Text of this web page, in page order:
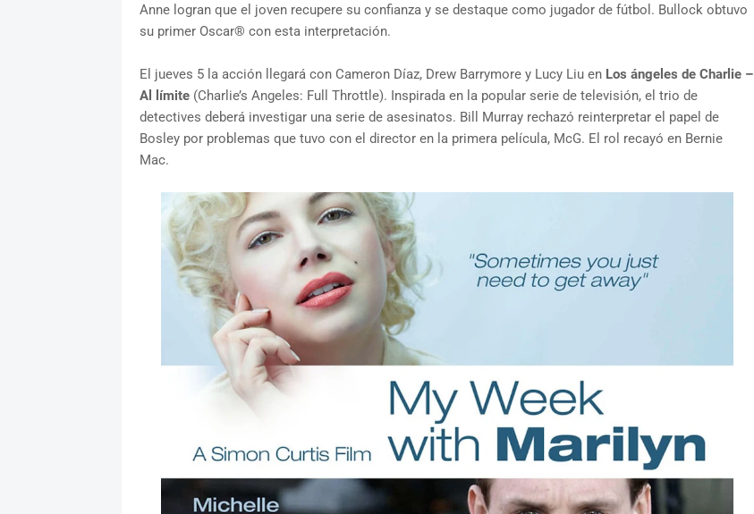
Anne logran que el joven recupere su confianza y se destaque como jugador de fútbol. Bullock obtuvo
su primer Oscar® con esta interpretación.
El jueves 5 la acción llegará con Cameron Díaz, Drew Barrymore y Lucy Liu en Los ángeles de Charlie –
Al límite(Charlie’s Angeles: Full Throttle). Inspirada en la popular serie de televisión, el trio de
detectives deberá investigar una serie de asesinatos. Bill Murray rechazó reinterpretar el papel de
Bosley por problemas que tuvo con el director en la primera película, McG. El rol recayó en Bernie
Mac.